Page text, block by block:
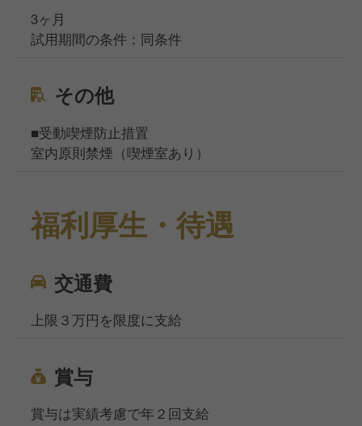
3ヶ月
試用期間の条件：同条件
その他
■受動喫煙防止措置
室内原則禁煙（喫煙室あり）
福利厚生・待遇
交通費
上限３万円を限度に支給
賞与
賞与は実績考慮で年２回支給